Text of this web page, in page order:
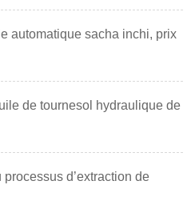
automatique sacha inchi, prix
de tournesol hydraulique de
d’extraction de